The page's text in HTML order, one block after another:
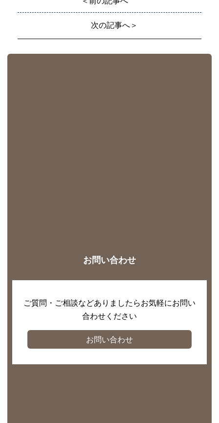
次の記事へ＞
お問い合わせ
ご質問・ご相談などありましたらお気軽にお問い
合わせください
お問い合わせ